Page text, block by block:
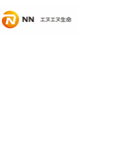
エヌエヌ生命保険株式会社